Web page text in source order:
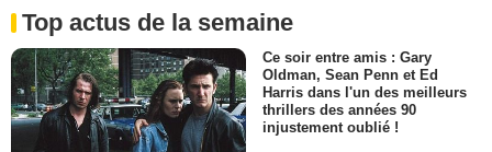
Top actus de la semaine
Ce soir entre amis : Gary
Oldman, Sean Penn et Ed
Harris dans l'un des meilleurs
thrillers des années 90
injustement oublié !